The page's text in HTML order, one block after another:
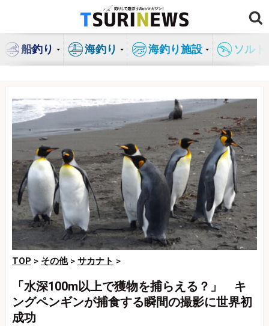
ン
船釣り 海釣り 海釣り施設 ソル
TOP > その他> サカナト >
「水深100m以上で獲物を捕らえる？」 キ
ングペンギンが捕食する瞬間の撮影に世界初
成功